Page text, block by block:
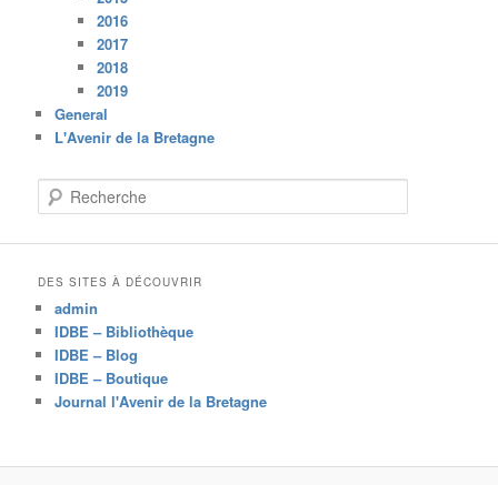
2016
2017
2018
2019
General
L'Avenir de la Bretagne
e
e
c
h
e
DES SITES À DÉCOUVRIR
admin
IDBE – Bibliothèque
IDBE – Blog
IDBE – Boutique
Journal l'Avenir de la Bretagne